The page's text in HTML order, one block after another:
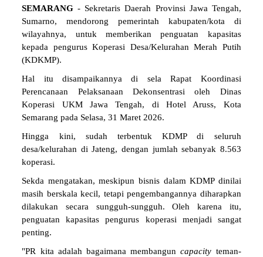
SEMARANG - Sekretaris Daerah Provinsi Jawa Tengah,
Sumarno, mendorong pemerintah kabupaten/kota di
wilayahnya, untuk memberikan penguatan kapasitas
kepada pengurus Koperasi Desa/Kelurahan Merah Putih
(KDKMP).
Hal itu disampaikannya di sela Rapat Koordinasi
Perencanaan Pelaksanaan Dekonsentrasi oleh Dinas
Koperasi UKM Jawa Tengah, di Hotel Aruss, Kota
Semarang pada Selasa, 31 Maret 2026.
Hingga kini, sudah terbentuk KDMP di seluruh
desa/kelurahan di Jateng, dengan jumlah sebanyak 8.563
koperasi.
Sekda mengatakan, meskipun bisnis dalam KDMP dinilai
masih berskala kecil, tetapi pengembangannya diharapkan
dilakukan secara sungguh-sungguh. Oleh karena itu,
penguatan kapasitas pengurus koperasi menjadi sangat
penting.
"PR kita adalah bagaimana membanguncapacity teman-